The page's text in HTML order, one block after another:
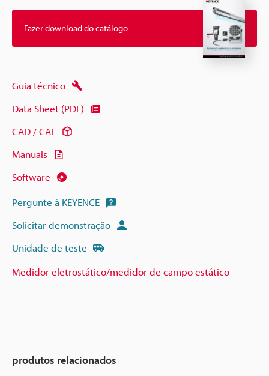
Fazer download do catálogo
Guia técnico
Data Sheet (PDF)
CAD / CAE
Manuais
Software
Pergunte à KEYENCE
Solicitar demonstração
Unidade de teste
Medidor eletrostático/medidor de campo estático
produtos relacionados